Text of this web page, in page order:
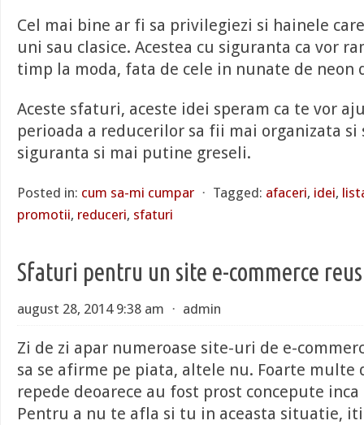
Cel mai bine ar fi sa privilegiezi si hainele
uni sau clasice. Acestea cu siguranta ca vor
timp la moda, fata de cele in nunate de neon
Aceste sfaturi, aceste idei speram ca te vor
perioada a reducerilor sa fii mai organizata si
siguranta si mai putine greseli.
Posted in: cum sa-mi cumpar ⋅ Tagged: afaceri, idei,
promotii, reduceri, sfaturi
Sfaturi pentru un site e-commerce
august 28, 2014 9:38 am ⋅ admin
Zi de zi apar numeroase site-uri de e-
sa se afirme pe piata, altele nu. Foarte multe
repede deoarece au fost prost concepute
Pentru a nu te afla si tu in aceasta situatie,